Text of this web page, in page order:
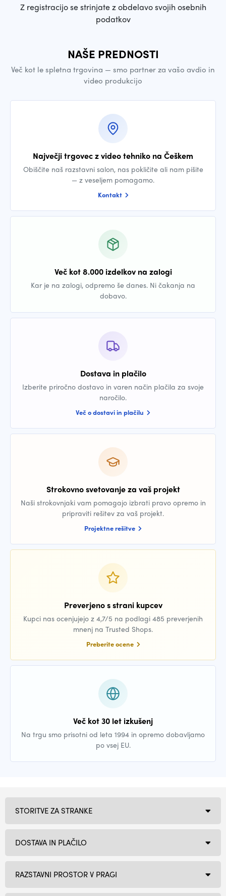
Z registracijo se strinjate z obdelavo svojih osebnih
podatkov
NAŠE PREDNOSTI
Več kot le spletna trgovina — smo partner za vašo avdio in
video produkcijo
Največji trgovec z video tehniko na Češkem
Obiščite naš razstavni salon, nas pokličite ali nam pišite
— z veseljem pomagamo.
Kontakt
Več kot 8.000 izdelkov na zalogi
Kar je na zalogi, odpremo še danes. Ni čakanja na
dobavo.
Dostava in plačilo
Izberite priročno dostavo in varen način plačila za svoje
naročilo.
Več o dostavi in plačilu
Strokovno svetovanje za vaš projekt
Naši strokovnjaki vam pomagajo izbrati pravo opremo in
pripraviti rešitev za vaš projekt.
Projektne rešitve
Preverjeno s strani kupcev
Kupci nas ocenjujejo z 4,7/5 na podlagi 485 preverjenih
mnenj na Trusted Shops.
Preberite ocene
Več kot 30 let izkušenj
Na trgu smo prisotni od leta 1994 in opremo dobavljamo
po vsej EU.
RAZSTAVNI PROSTOR V PRAGI
STORITVE ZA STRANKE
DOSTAVA IN PLAČILO